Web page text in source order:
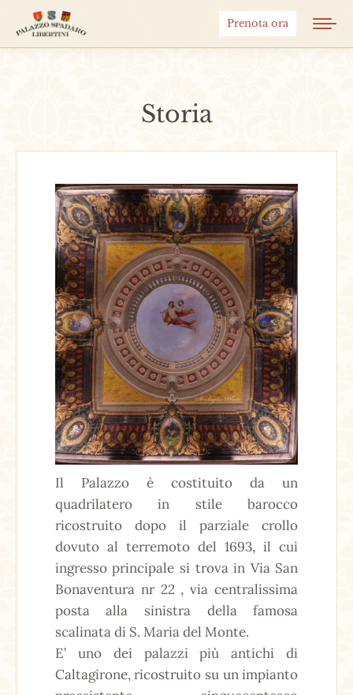
Prenota ora
Storia
Il Palazzo è costituito da un
quadrilatero in stile barocco
ricostruito dopo il parziale crollo
dovuto al terremoto del 1693, il cui
ingresso principale si trova in Via San
Bonaventura nr 22 , via centralissima
posta alla sinistra della famosa
scalinata di S. Maria del Monte.
E’ uno dei palazzi più antichi di
Caltagirone, ricostruito su un impianto